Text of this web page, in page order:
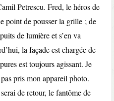
Petrescu. Fred, le héros de
point de pousser la grille ; de
de lumière et s’en va
la façade est chargée de
est toujours agissant. Je
pris mon appareil photo.
de retour, le fantôme de